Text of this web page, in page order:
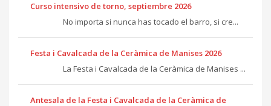
Curso intensivo de torno, septiembre 2026
No importa si nunca has tocado el barro, si cre...
Festa i Cavalcada de la Ceràmica de Manises 2026
La Festa i Cavalcada de la Ceràmica de Manises ...
Antesala de la Festa i Cavalcada de la Ceràmica de